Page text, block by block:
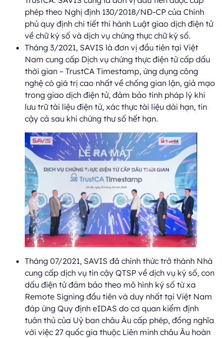
phép theo Nghị định 130/2018/NĐ-CP của Chính
phủ quy định chi tiết thi hành Luật giao dịch điện tử
về chữ ký số và dịch vụ chứng thực chữ ký số.
Tháng 3/2021, SAVIS là đơn vị đầu tiên tại Việt
Nam cung cấp Dịch vụ chứng thực điện tử cấp dấu
thời gian – TrustCA Timestamp, ứng dụng công
nghệ có giá trị cao nhất về chống gian lận, giả mạo
trong giao dịch điện tử, đảm bảo tính pháp lý khi
lưu trữ tài liệu điện tử, xác thực tài liệu dài hạn, tin
cậy cả sau khi chứng thư số hết hạn.
Tháng 07/2021, SAVIS đã chính thức trở thành Nhà
cung cấp dịch vụ tin cậy QTSP về dịch vụ ký số, con
dấu điện tử đảm bảo theo mô hình ký số từ xa
Remote Signing đầu tiên và duy nhất tại Việt Nam
đáp ứng Quy định eIDAS do cơ quan kiểm định
tuân thủ của Uỷ ban châu Âu cấp phép, đồng nghĩa
với việc 27 quốc gia thuộc Liên minh châu Âu hoàn